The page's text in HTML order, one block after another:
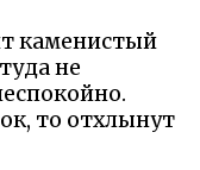
каменистый
не
то отхлынут